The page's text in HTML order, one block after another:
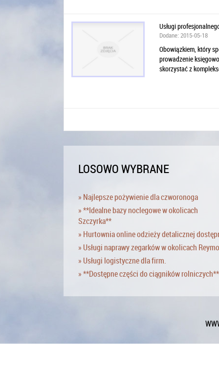
Usługi
Dodane: 2015-05-18
Obowiązkiem, który
prowadzenie
skorzystać z
LOSOWO WYBRANE
» Najlepsze pożywienie dla czworonoga
» **Idealne bazy noclegowe w okolicach
Szczyrka**
» Hurtownia online odzieży detalicznej
» Usługi naprawy zegarków w okolicach
» Usługi logistyczne dla firm.
» **Dostępne części do ciągników rolniczych**